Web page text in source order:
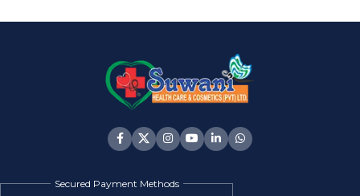
Secured Payment Methods